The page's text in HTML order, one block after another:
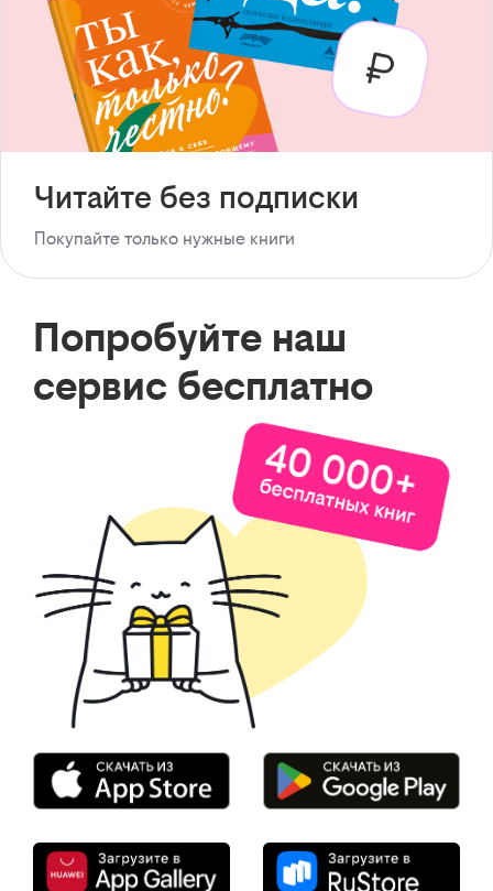
Читайте без подписки
Покупайте только нужные книги
Попробуйте наш
сервис бесплатно